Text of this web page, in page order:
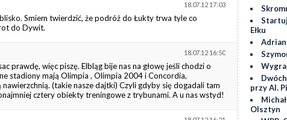
18.07.12 17:03
Smiem twierdzić, że podróż do Łukty trwa tyle co
do Dywit.
18.07.12 16:50
prawdę, więc piszę. Elbląg bije nas na głowę jeśli chodzi o
stadiony mają Olimpia , Olimpia 2004 i Concordia,
(takie nasze dajtki) Czyli gdyby się dogadali tam
cztery obiekty treningowe z trybunami. A u nas wstyd!
Ełku
przy Al.
Olsztyn